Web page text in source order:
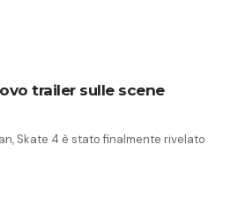
trailer sulle scene
Skate 4 è stato finalmente rivelato